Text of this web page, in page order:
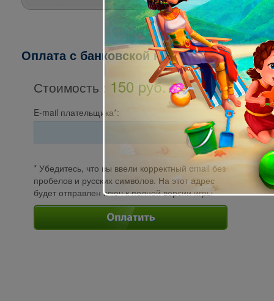
Оплата с банковской карты через
Стоимость : 150 pуб.
E-mail плательщика*:
* Убедитесь, что вы ввели корректный email без
пробелов и русских символов. На этот адрес
будет отправлен ключ к полной версии игры